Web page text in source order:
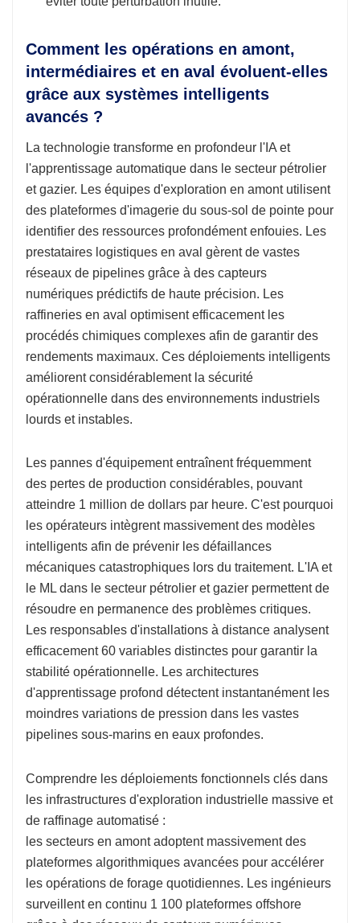
Comment les opérations en amont,
intermédiaires et en aval évoluent-elles
grâce aux systèmes intelligents
avancés ?
La technologie transforme en profondeur l'IA et
l'apprentissage automatique dans le secteur pétrolier
et gazier. Les équipes d'exploration en amont utilisent
des plateformes d'imagerie du sous-sol de pointe pour
identifier des ressources profondément enfouies. Les
prestataires logistiques en aval gèrent de vastes
réseaux de pipelines grâce à des capteurs
numériques prédictifs de haute précision. Les
raffineries en aval optimisent efficacement les
procédés chimiques complexes afin de garantir des
rendements maximaux. Ces déploiements intelligents
améliorent considérablement la sécurité
opérationnelle dans des environnements industriels
lourds et instables.
Les pannes d'équipement entraînent fréquemment
des pertes de production considérables, pouvant
atteindre 1 million de dollars par heure. C'est pourquoi
les opérateurs intègrent massivement des modèles
intelligents afin de prévenir les défaillances
mécaniques catastrophiques lors du traitement. L'IA et
le ML dans le secteur pétrolier et gazier permettent de
résoudre en permanence des problèmes critiques.
Les responsables d'installations à distance analysent
efficacement 60 variables distinctes pour garantir la
stabilité opérationnelle. Les architectures
d'apprentissage profond détectent instantanément les
moindres variations de pression dans les vastes
pipelines sous-marins en eaux profondes.
Comprendre les déploiements fonctionnels clés dans
les infrastructures d'exploration industrielle massive et
de raffinage automatisé :
les secteurs en amont adoptent massivement des
plateformes algorithmiques avancées pour accélérer
les opérations de forage quotidiennes. Les ingénieurs
surveillent en continu 1 100 plateformes offshore